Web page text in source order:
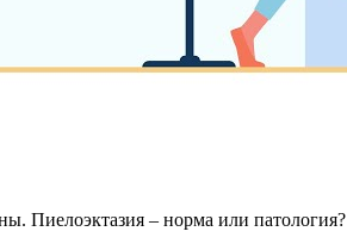
Пиелоэктазия – норма или патология?